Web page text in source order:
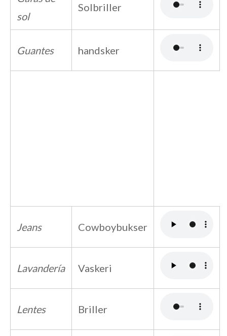
sol
Solbriller
Guantes handsker
Jeans Cowboybukser
Lavandería Vaskeri
Lentes Briller